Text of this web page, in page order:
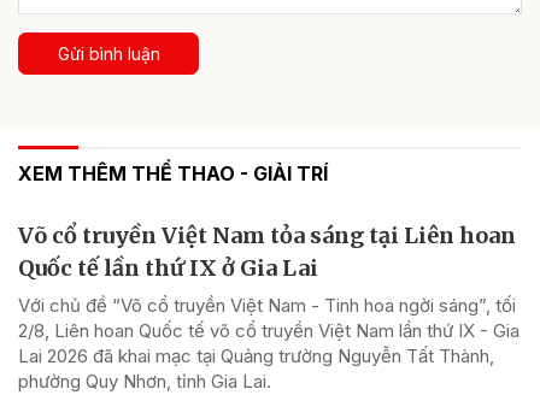
Gửi bình luận
XEM THÊM THỂ THAO - GIẢI TRÍ
Võ cổ truyền Việt Nam tỏa sáng tại Liên hoan
Quốc tế lần thứ IX ở Gia Lai
Với chủ đề “Võ cổ truyền Việt Nam - Tinh hoa ngời sáng”, tối
2/8, Liên hoan Quốc tế võ cổ truyền Việt Nam lần thứ IX - Gia
Lai 2026 đã khai mạc tại Quảng trường Nguyễn Tất Thành,
phường Quy Nhơn, tỉnh Gia Lai.